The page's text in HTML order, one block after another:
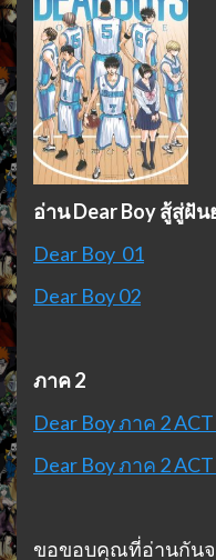
อ่าน Dear Boy สู้สู่ฝั
Dear Boy 01
Dear Boy 02
ภาค 2
Dear Boy ภาค 2
Dear Boy ภาค 2
ขอขอบคุณที่อ่านกันจ